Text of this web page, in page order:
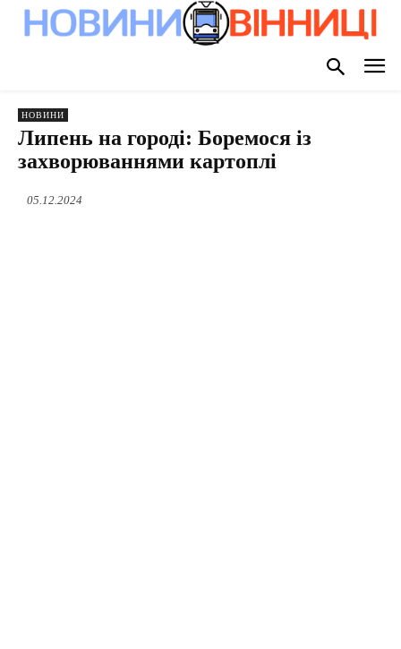
НОВИНИ
Липень на городі: Боремося із
захворюваннями картоплі
05.12.2024